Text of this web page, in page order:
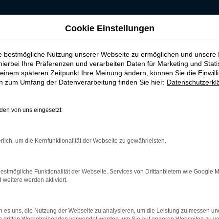
kaufen,
Tipp für Hannover
Erwägungen heraus eine erstklassige Wahl. Sie sparen
Was Budde Automobile auszeichnet, ist unsere
Gebrauchtwagen vor dem Verkauf nach Hannover genau
die Verschleißteile einschließt. Ein Ford Puma
Cookie Einstellungen
bestmögliche Nutzung unserer Webseite zu ermöglichen und unsere
Ihre Präferenzen und verarbeiten Daten für Marketing und
späteren Zeitpunkt Ihre Meinung ändern, können Sie die
zum Umfang der Datenverarbeitung finden Sie hier:
von uns eingesetzt:
um die Kernfunktionalität der Webseite zu gewährleisten.
Funktionalität der Webseite. Services von Drittanbietern wie Google
weitere werden aktiviert.
es uns, die Nutzung der Webseite zu analysieren, um die Leistung zu messen